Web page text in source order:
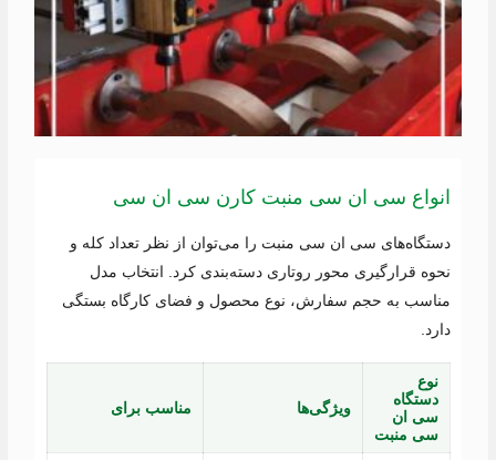
انواع سی ان سی منبت کارن سی ان سی
دستگاه‌های سی ان سی منبت را می‌توان از نظر تعداد کله و
نحوه قرارگیری محور روتاری دسته‌بندی کرد. انتخاب مدل
مناسب به حجم سفارش، نوع محصول و فضای کارگاه بستگی
دارد.
نوع
دستگاه
سی ان
سی منبت
ویژگی‌ها مناسب برای